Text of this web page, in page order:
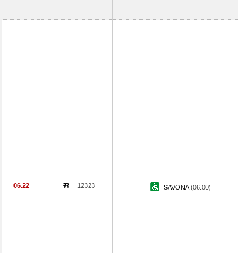
06.22 12323 SAVONA(06.00)